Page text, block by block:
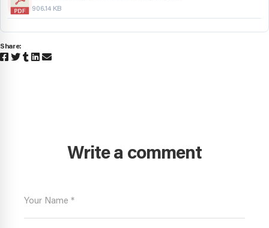
906.14 KB
Share:
Write a comment